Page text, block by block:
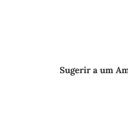
Sugerir a um